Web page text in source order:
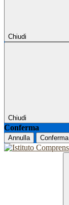
Chiudi
Chiudi
Conferma
Annulla Conferma